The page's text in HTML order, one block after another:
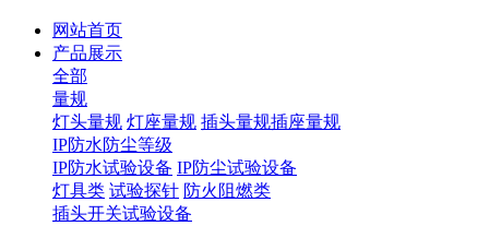
网站首页
产品展示
全部
量规
灯头量规 灯座量规 插头量规插座量规
IP防水防尘等级
IP防水试验设备 IP防尘试验设备
灯具类 试验探针 防火阻燃类
插头开关试验设备